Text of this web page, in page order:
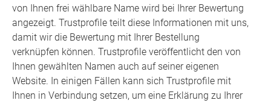
von Ihnen frei wählbare Name wird bei Ihrer Bewertung
angezeigt. Trustprofile teilt diese Informationen mit uns,
damit wir die Bewertung mit Ihrer Bestellung
verknüpfen können. Trustprofile veröffentlicht den von
Ihnen gewählten Namen auch auf seiner eigenen
Website. In einigen Fällen kann sich Trustprofile mit
Ihnen in Verbindung setzen, um eine Erklärung zu Ihrer